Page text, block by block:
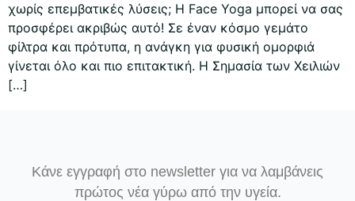
χωρίς επεμβατικές λύσεις; Η Face Yoga μπορεί να σας
προσφέρει ακριβώς αυτό! Σε έναν κόσμο γεμάτο
φίλτρα και πρότυπα, η ανάγκη για φυσική ομορφιά
γίνεται όλο και πιο επιτακτική. Η Σημασία των Χειλιών
[…]
Κάνε εγγραφή στο newsletter για να λαμβάνεις
πρώτος νέα γύρω από την υγεία.